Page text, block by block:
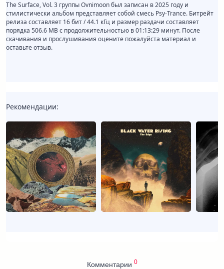
The Surface, Vol. 3 группы Ovnimoon был записан в 2025 году и
стилистически альбом представляет собой смесь Psy-Trance. Битрейт
релиза составляет 16 бит / 44.1 кГц и размер раздачи составляет
порядка 506.6 MB с продолжительностью в 01:13:29 минут. После
скачивания и прослушивания оцените пожалуйста материал и
оставьте отзыв.
Рекомендации:
Комментарии 0